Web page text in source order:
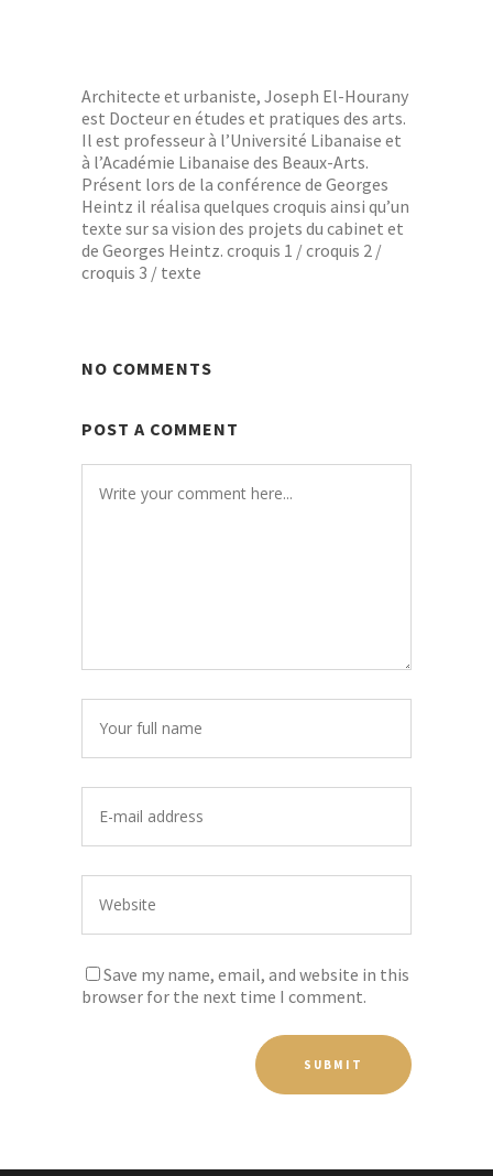
Architecte et urbaniste, Joseph El-Hourany
est Docteur en études et pratiques des arts.
Il est professeur à l’Université Libanaise et
à l’Académie Libanaise des Beaux-Arts.
Présent lors de la conférence de Georges
Heintz il réalisa quelques croquis ainsi qu’un
texte sur sa vision des projets du cabinet et
de Georges Heintz. croquis 1 / croquis 2 /
croquis 3 / texte
NO COMMENTS
POST A COMMENT
Save my name, email, and website in this
browser for the next time I comment.